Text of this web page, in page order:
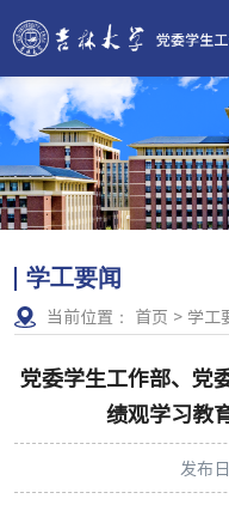
学工要闻
当前位置： 首页 > 学工
党委学生工作部、党
绩观学习教
发布